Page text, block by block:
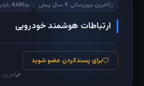
آخرین بروزرسانی: 9 سال پیش 8,685 بازدید
ارتباطات هوشمند خودرویی
برای پسندکردن عضو شوید
آخرین